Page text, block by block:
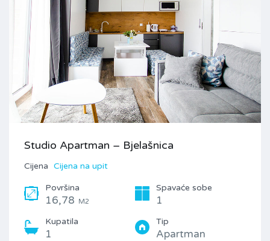
Studio Apartman – Bjelašnica
Cijena Cijena na upit
Površina
16,78 M2
Spavaće sobe
1
Kupatila
1
Tip
Apartman